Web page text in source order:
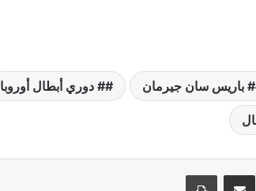
# باريس سان جيرمان # دوري أبطال أوروبا
مشاركة عبر البريد طباعة